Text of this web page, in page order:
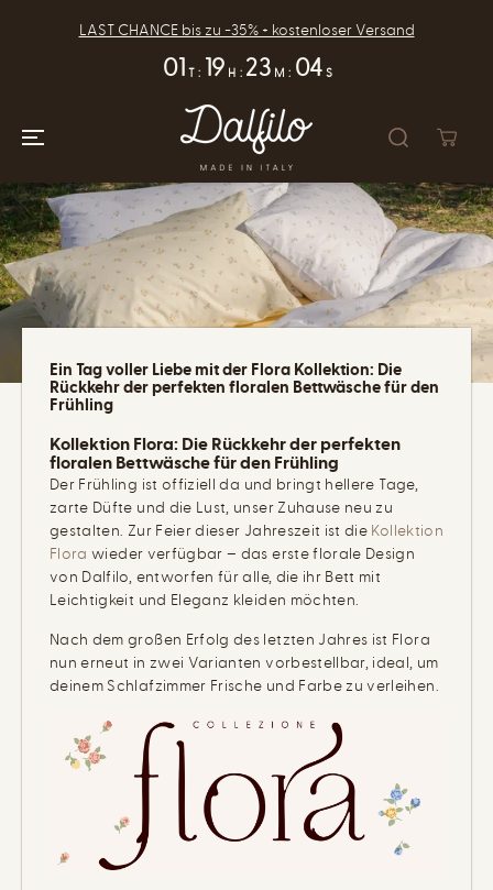
SPRINGENLAST CHANCE bis zu -35% + kostenloser Versand
01 T : 19 H : 23 M : 04 S
Ein Tag voller Liebe mit der Flora Kollektion: Die
Rückkehr der perfekten floralen Bettwäsche für den
Frühling
Kollektion Flora: Die Rückkehr der perfekten
floralen Bettwäsche für den Frühling
Der Frühling ist offiziell da und bringt hellere Tage,
zarte Düfte und die Lust, unser Zuhause neu zu
gestalten. Zur Feier dieser Jahreszeit ist die Kollektion
Flora wieder verfügbar – das erste florale Design
von Dalfilo, entworfen für alle, die ihr Bett mit
Leichtigkeit und Eleganz kleiden möchten.
Nach dem großen Erfolg des letzten Jahres ist Flora
nun erneut in zwei Varianten vorbestellbar, ideal, um
deinem Schlafzimmer Frische und Farbe zu verleihen.